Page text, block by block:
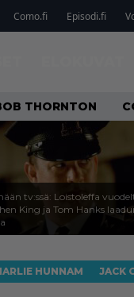
Como.fi Episodi.fi
THORNTON
tv:ssä: Loistoleffa
King ja Tom Hanks
HUNNAM JACK